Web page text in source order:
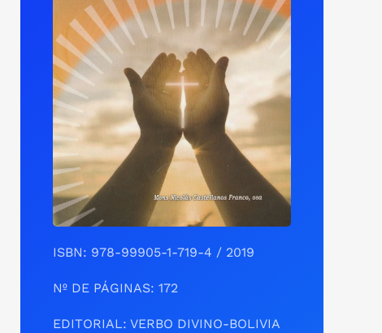
ISBN: 978-99905-1-719-4 / 2019
Nº DE PÁGINAS: 172
EDITORIAL: VERBO DIVINO-BOLIVIA